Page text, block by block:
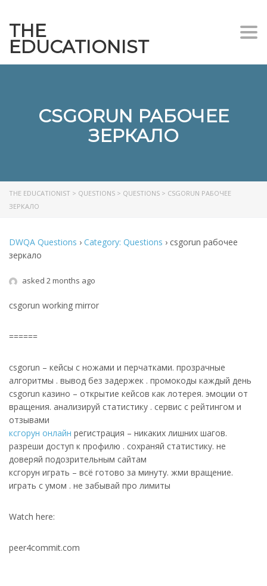
THE
EDUCATIONIST
CSGORUN РАБОЧЕЕ
ЗЕРКАЛО
THE EDUCATIONIST > QUESTIONS > QUESTIONS > CSGORUN РАБОЧЕЕ
ЗЕРКАЛО
DWQA Questions › Category: Questions › csgorun рабочее
зеркало
asked 2 months ago
csgorun working mirror
======
csgorun – кейсы с ножами и перчатками. прозрачные
алгоритмы . вывод без задержек . промокоды каждый день
csgorun казино – открытие кейсов как лотерея. эмоции от
вращения. анализируй статистику . сервис с рейтингом и
отзывами
ксгорун онлайн регистрация – никаких лишних шагов.
разреши доступ к профилю . сохраняй статистику. не
доверяй подозрительным сайтам
ксгорун играть – всё готово за минуту. жми вращение.
играть с умом . не забывай про лимиты
Watch here:
peer4commit.com